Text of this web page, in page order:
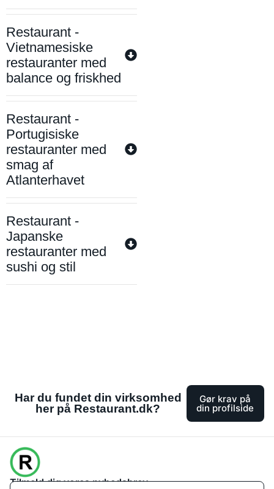
Restaurant -
Vietnamesiske
restauranter med
balance og friskhed
Restaurant -
Portugisiske
restauranter med
smag af
Atlanterhavet
Restaurant -
Japanske
restauranter med
sushi og stil
Har du fundet din virksomhed
her på Restaurant.dk?
Gør krav på
din profilside
Tilmeld dig vores nyhedsbrev